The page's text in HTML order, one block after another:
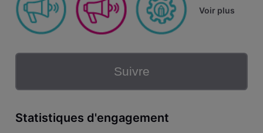
Voir plus
Suivre
Statistiques d'engagement